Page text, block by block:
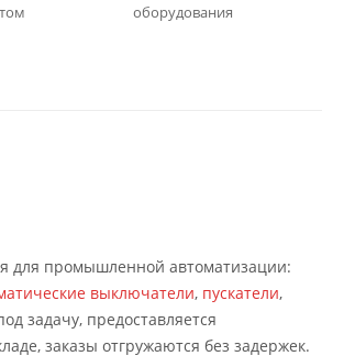
оборудования
для промышленной автоматизации:
выключатели, пускатели,
задачу, предоставляется
заказы отгружаются без задержек.